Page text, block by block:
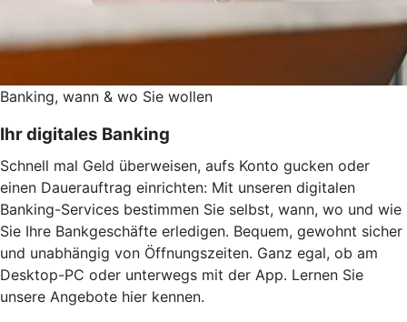
Banking, wann & wo Sie wollen
Ihr digitales Banking
Schnell mal Geld überweisen, aufs Konto gucken oder
einen Dauerauftrag einrichten: Mit unseren digitalen
Banking-Services bestimmen Sie selbst, wann, wo und wie
Sie Ihre Bankgeschäfte erledigen. Bequem, gewohnt sicher
und unabhängig von Öffnungszeiten. Ganz egal, ob am
Desktop-PC oder unterwegs mit der App. Lernen Sie
unsere Angebote hier kennen.